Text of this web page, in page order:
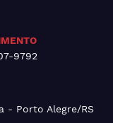
9792
- Porto Alegre/RS